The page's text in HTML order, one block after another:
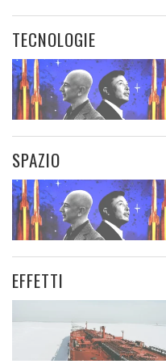
TECNOLOGIE
SPAZIO
EFFETTI